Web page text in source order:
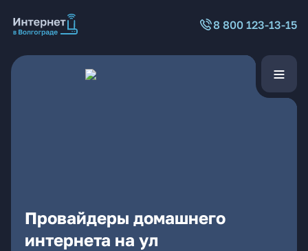
8 800 123-13-15
Провайдеры домашнего
интернета на ул